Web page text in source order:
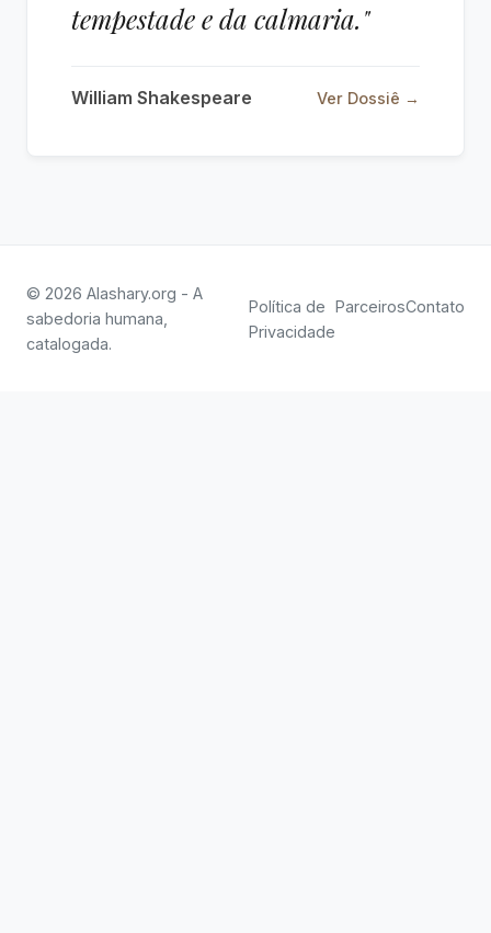
tempestade e da calmaria."
William Shakespeare Ver Dossiê →
© 2026 Alashary.org - A
sabedoria humana,
catalogada.
Política de
Privacidade
ParceirosContato